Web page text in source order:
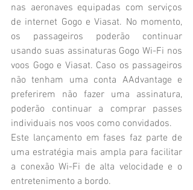
nas aeronaves equipadas com serviços
de internet Gogo e Viasat. No momento,
os passageiros poderão continuar
usando suas assinaturas Gogo Wi-Fi nos
voos Gogo e Viasat. Caso os passageiros
não tenham uma conta AAdvantage e
preferirem não fazer uma assinatura,
poderão continuar a comprar passes
individuais nos voos como convidados.
Este lançamento em fases faz parte de
uma estratégia mais ampla para facilitar
a conexão Wi-Fi de alta velocidade e o
entretenimento a bordo.